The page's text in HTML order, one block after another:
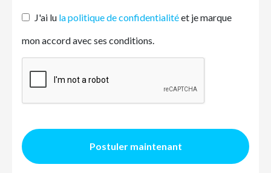
J'ai lu la politique de confidentialitéet je marque
mon accord avec ses conditions.
Postuler maintenant